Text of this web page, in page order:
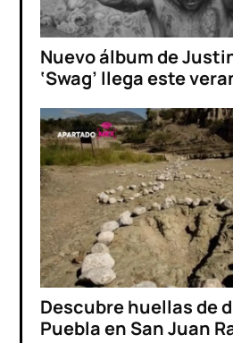
Nuevo álbum de
‘Swag’ llega este
Descubre huellas de
Puebla en San Juan